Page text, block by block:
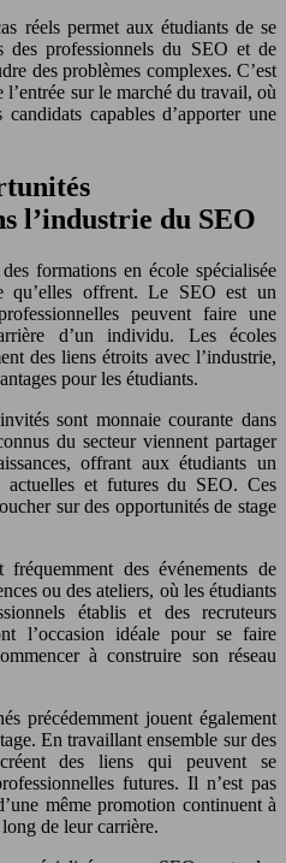
réels permet aux étudiants de se
des professionnels du SEO et de
des problèmes complexes. C’est
sur le marché du travail, où
capables d’apporter une
l’industrie du SEO
formations en école spécialisée
qu’elles offrent. Le SEO est un
peuvent faire une
d’un individu. Les écoles
des liens étroits avec l’industrie,
pour les étudiants.
sont monnaie courante dans
du secteur viennent partager
offrant aux étudiants un
actuelles et futures du SEO. Ces
sur des opportunités de stage
des événements de
ou des ateliers, où les étudiants
établis et des recruteurs
l’occasion idéale pour se faire
à construire son réseau
précédemment jouent également
En travaillant ensemble sur des
des liens qui peuvent se
futures. Il n’est pas
même promotion continuent à
de leur carrière.